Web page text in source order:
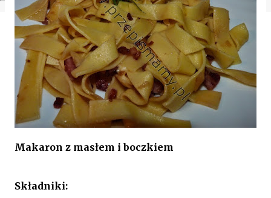
Powered by Translate
Makaron z masłem i boczkiem
Składniki: